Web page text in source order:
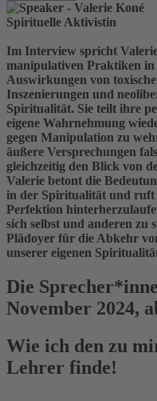
Spirituelle Aktivistin
Im Interview spricht
manipulativen Praktiken in
Auswirkungen von
Inszenierungen und
Spiritualität. Sie teilt ihre
eigene Wahrnehmung
gegen Manipulation zu
äußere Versprechungen
gleichzeitig den Blick von
Valerie betont die
in der Spiritualität und ruft
Perfektion
sich selbst und anderen zu
Plädoyer für die Abkehr
unserer eigenen
Die
November 2024,
Wie ich den zu
Lehrer finde!